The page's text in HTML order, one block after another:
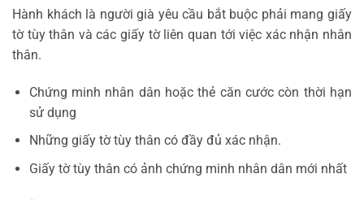
Hành khách là người già yêu cầu bắt buộc phải mang giấy
tờ tùy thân và các giấy tờ liên quan tới việc xác nhận nhân
thân.
Chứng minh nhân dân hoặc thẻ căn cước còn thời hạn
sử dụng
Những giấy tờ tùy thân có đầy đủ xác nhận.
Giấy tờ tùy thân có ảnh chứng minh nhân dân mới nhất